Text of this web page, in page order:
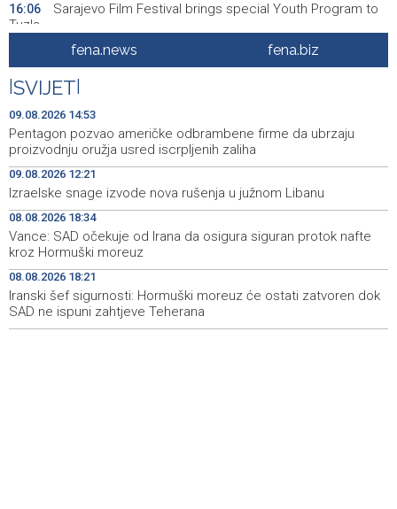
16:06
Sarajevo Film Festival brings special Youth Program to
Tuzla
Posuški turnir 'Kamen, krš i maslina' potvrdio svoj ugled,
Kukoč ponovno na Topali
15:40 Priopćenje za javnost HDZ 1990
14:53
Pentagon pozvao američke odbrambene firme da
ubrzaju proizvodnju oružja usred iscrpljenih zaliha
14:39
Svečano otvoren 26. Cazin Grand Prix, staza 'Krajiška
zmija' ponovo okupila ljubitelje motosporta
13:20
Mostar Jazz Fest 2026. od 23. do 25. kolovoza donosi
tri večeri vrhunske glazbe
12:21 Izraelske snage izvode nova rušenja u južnom Libanu
fena.news fena.biz
SVIJET
09.08.2026 14:53
Pentagon pozvao američke odbrambene firme da ubrzaju
proizvodnju oružja usred iscrpljenih zaliha
09.08.2026 12:21
Izraelske snage izvode nova rušenja u južnom Libanu
08.08.2026 18:34
Vance: SAD očekuje od Irana da osigura siguran protok nafte
kroz Hormuški moreuz
08.08.2026 18:21
Iranski šef sigurnosti: Hormuški moreuz će ostati zatvoren dok
SAD ne ispuni zahtjeve Teherana